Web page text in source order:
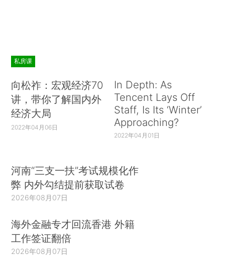
私房课
向松祚：宏观经济70
讲，带你了解国内外
经济大局
2022年04月06日
In Depth: As
Tencent Lays Off
Staff, Is Its ‘Winter’
Approaching?
2022年04月01日
河南“三支一扶”考试规模化作
弊 内外勾结提前获取试卷
2026年08月07日
海外金融专才回流香港 外籍
工作签证翻倍
2026年08月07日